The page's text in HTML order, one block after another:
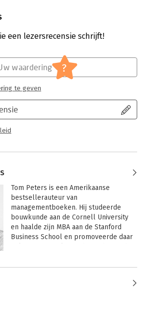
DK
Algemeen management
een lezersrecensie schrijft!
waardering ?
te geven
Tom Peters is een Amerikaanse
bestsellerauteur van
managementboeken. Hij studeerde
bouwkunde aan de Cornell University
en haalde zijn MBA aan de Stanford
Business School en promoveerde daar
Hij werkt vanaf 1981 als zelfstandig
door Tom Peters